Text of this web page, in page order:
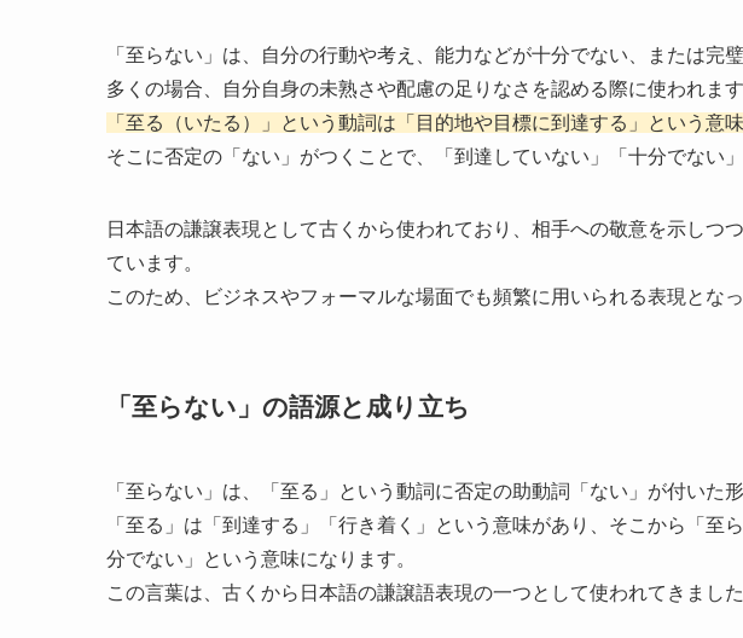
「至らない」は、自分の行動や考え、能力などが十分でない、または完
多くの場合、自分自身の未熟さや配慮の足りなさを認める際に使われます
「至る（いたる）」という動詞は「目的地や目標に到達する」という意味
そこに否定の「ない」がつくことで、「到達していない」「十分でない
日本語の謙譲表現として古くから使われており、相手への敬意を示しつ
ています。
このため、ビジネスやフォーマルな場面でも頻繁に用いられる表現となっ
「至らない」の語源と成り立ち
「至らない」は、「至る」という動詞に否定の助動詞「ない」が付いた形
「至る」は「到達する」「行き着く」という意味があり、そこから「至
分でない」という意味になります。
この言葉は、古くから日本語の謙譲語表現の一つとして使われてきました